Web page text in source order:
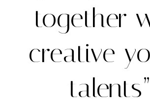
together
creative
talents”